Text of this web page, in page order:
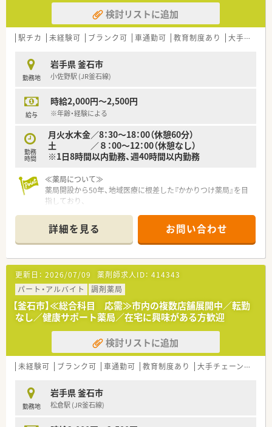
検討リストに追加
駅チカ 未経験可 ブランク可 車通勤可 教育制度あり 大手チェーン以外
勤務地
岩手県 釜石市
小佐野駅 (JR釜石線)
給与
時給2,000円～2,500円
※年齢・経験による
勤務
時間
月火水木金／8：30～18：00（休憩60分）
土 ／８：00～12：00（休憩なし）
※1日8時間以内勤務、週40時間以内勤務
≪薬局について≫
薬局開設から50年、地域医療に根差した『かかりつけ薬局』を目
指しており、
です。
学校薬剤師や、スポーツクラブサポーターなど、
地域社会との関わりを大切にしている薬局です。
住宅手当もあり、社員を支え気持ちよく働ける制度も充実。契約
社員もご相談ください。
詳細を見る お問い合わせ
更新日： 2026/07/09 薬剤師求人ID： 414343
パート・アルバイト
調剤薬局
【釜石市】≪総合科目 応需≫市内の複数店舗展開中／転勤
なし／健康サポート薬局／在宅に興味がある方歓迎
検討リストに追加
未経験可 ブランク可 車通勤可 教育制度あり 大手チェーン以外
勤務地
岩手県 釜石市
松倉駅 (JR釜石線)